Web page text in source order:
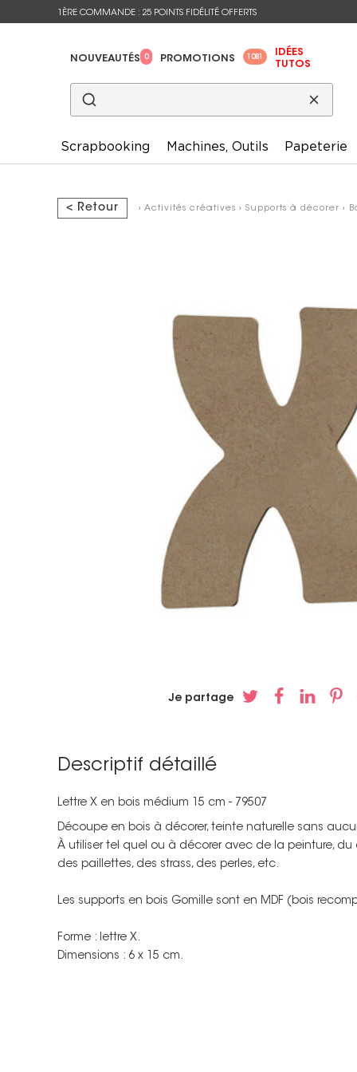
1ÈRE COMMANDE : 25 POINTS FIDÉLITÉ OFFERTS
NOUVEAUTÉS 0 PROMOTIONS 1081
IDÉES
TUTOS
Scrapbooking Machines, Outils Papeterie
< Retour › Activités créatives › Supports à décorer ›
Je partage
Descriptif détaillé
Lettre X en bois médium 15 cm - 79507
Découpe en bois à décorer, teinte naturelle sans
À utiliser tel quel ou à décorer avec de la peinture,
des paillettes, des strass, des perles, etc.
Les supports en bois Gomille sont en MDF (bois
Forme : lettre X.
Dimensions : 6 x 15 cm.